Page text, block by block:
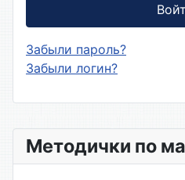
Методички по
Забыли пароль?
Забыли логин?